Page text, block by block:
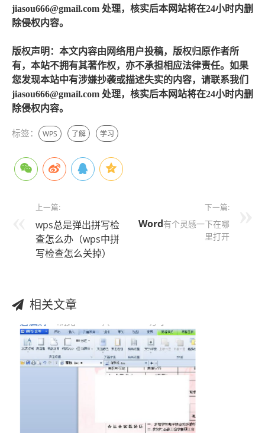
jiasou666@gmail.com 处理，核实后本网站将在24小时内删
除侵权内容。
版权声明：本文内容由网络用户投稿，版权归原作者所
有，本站不拥有其著作权，亦不承担相应法律责任。如果
您发现本站中有涉嫌抄袭或描述失实的内容，请联系我们
jiasou666@gmail.com 处理，核实后本网站将在24小时内删
除侵权内容。
标签： WPS 了解 学习
上一篇:
wps总是弹出拼写检
查怎么办（wps中拼
写检查怎么关掉）
下一篇:
Word有个灵感一下在哪
里打开
相关文章